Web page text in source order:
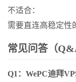
不适合：
需要直连高稳定性
常见问答（
Q1：WePC迪拜